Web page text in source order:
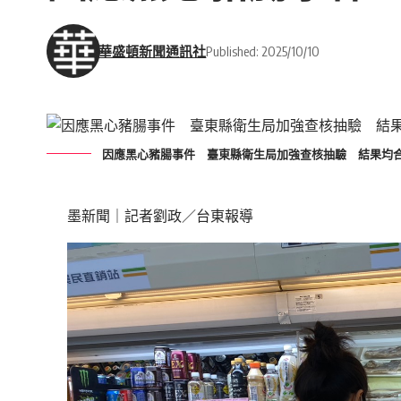
華盛頓新聞通訊社Published: 2025/10/10
因應黑心豬腸事件 臺東縣衛生局加強查核抽驗 結果均
墨新聞 ｜記者劉政／台東報導